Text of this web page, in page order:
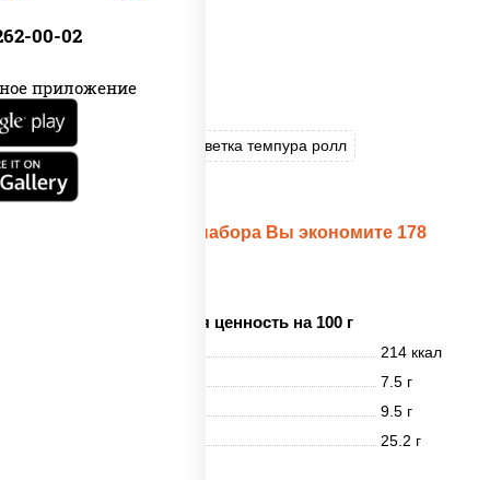
00-02
приложение
Пицца Чизбургер Креветка темпура ролл
Цезарь темпура ролл
При заказе данного набора Вы экономите 178
Пищевая ценность на 100 г
214 ккал
7.5 г
9.5 г
25.2 г